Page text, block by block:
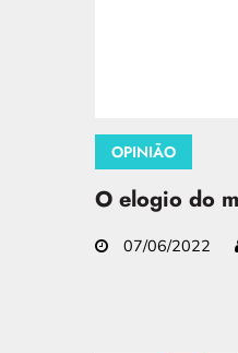
OPINIÃO
O elogio do
07/06/2022